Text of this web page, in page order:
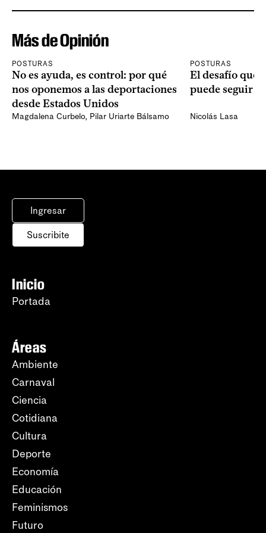
Más de Opinión
POSTURAS
No es ayuda, es control: por qué
nos oponemos a las deportaciones
desde Estados Unidos
Magdalena Curbelo, Pilar Uriarte Bálsamo
POSTURAS
El desafío que
puede seguir
Nicolás Lasa
Ingresar
Suscribite
Inicio
Portada
Áreas
Ambiente
Carnaval
Ciencia
Cotidiana
Cultura
Deporte
Economía
Educación
Feminismos
Futuro